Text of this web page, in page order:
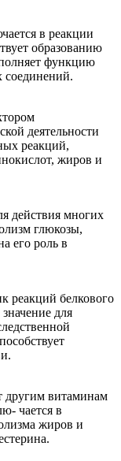
в реакции
образованию
функцию
соединений.
деятельности
реакций,
жиров и
действия многих
глюкозы,
его роль в
реакций белкового
для
другим витаминам
чается в
жиров и